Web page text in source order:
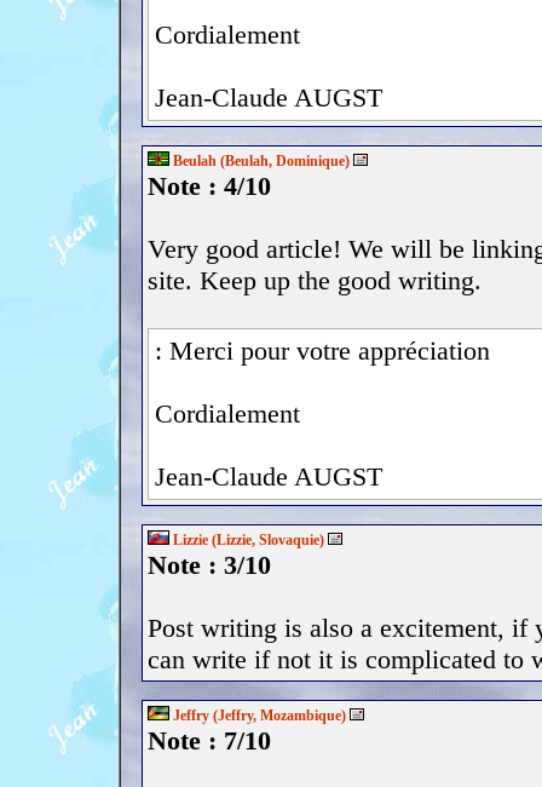
Cordialement
Jean-Claude AUGST
Beulah (Beulah, Dominique)
Note : 4/10
Very good article! We will be
site. Keep up the good writing.
: Merci pour votre appréciation
Cordialement
Jean-Claude AUGST
Lizzie (Lizzie, Slovaquie)
Note : 3/10
Post writing is also a excitement,
can write if not it is complicated to
Jeffry (Jeffry, Mozambique)
Note : 7/10